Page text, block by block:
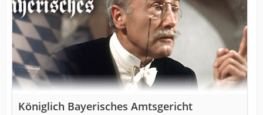
Königlich Bayerisches Amtsgericht